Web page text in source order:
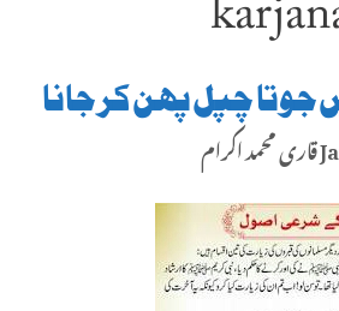
چپل پہن کر جانا
قاری محمد اکرام